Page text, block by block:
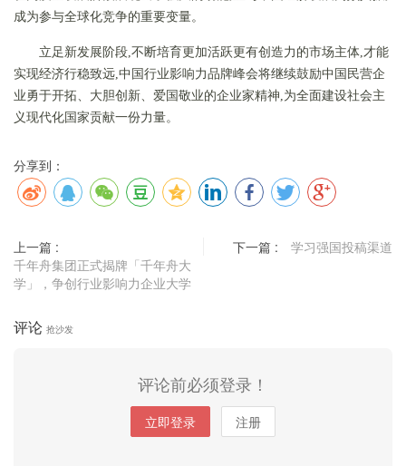
成为参与全球化竞争的重要变量。
立足新发展阶段,不断培育更加活跃更有创造力的市场主体,才能
实现经济行稳致远,中国行业影响力品牌峰会将继续鼓励中国民营企
业勇于开拓、大胆创新、爱国敬业的企业家精神,为全面建设社会主
义现代化国家贡献一份力量。
分享到：
上一篇 :
千年舟集团正式揭牌「千年舟大
学」，争创行业影响力企业大学
下一篇 : 学习强国投稿渠道
评论 抢沙发
评论前必须登录！
立即登录 注册